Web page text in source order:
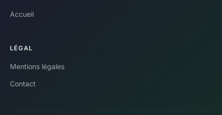
Accueil
LÉGAL
Mentions légales
Contact